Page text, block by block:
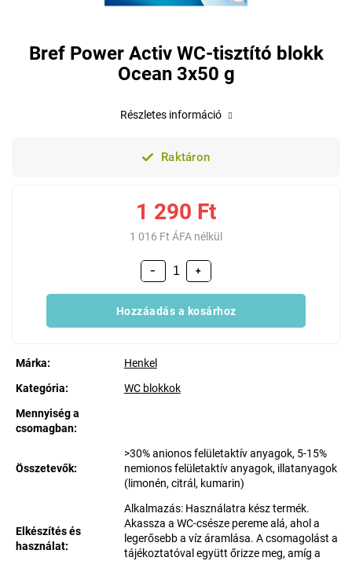
Bref Power Activ WC-tisztító blokk
Ocean 3x50 g
Raktáron
1 290 Ft
1 016 Ft ÁFA nélkül
+
−
Hozzáadás a kosárhoz
Kategória:
WC blokkok
Mennyiség a
csomagban:
Összetevők:
>30% anionos felületaktív anyagok, 5-15%
nemionos felületaktív anyagok, illatanyagok
(limonén, citrál, kumarin)
Elkészítés és
használat:
Alkalmazás: Használatra kész termék.
Akassza a WC-csésze pereme alá, ahol a
legerősebb a víz áramlása. A csomagolást a
tájékoztatóval együtt őrizze meg, amíg a
Márka: Henkel
Részletes információ